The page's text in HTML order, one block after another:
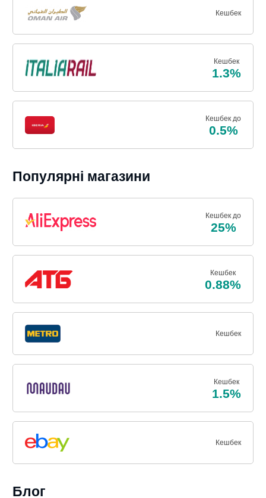
Кешбек
Кешбек
1.3%
Кешбек до
0.5%
Популярні магазини
Кешбек до
25%
Кешбек
0.88%
Кешбек
Кешбек
1.5%
Кешбек
Блог